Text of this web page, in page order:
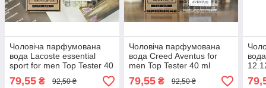
Чоловіча парфумована
вода Lacoste essential
sport for men Top Tester 40
ml
79,55 ₴ 92,50 ₴
Чоловіча парфумована
вода Creed Aventus for
men Top Tester 40 ml
79,55₴ 92,50 ₴
ml